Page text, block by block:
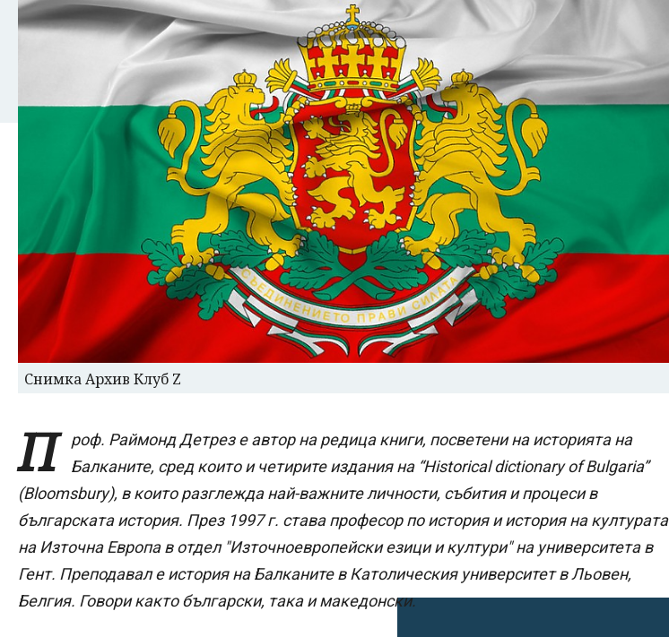
Снимка Архив Клуб Z
П
роф. Раймонд Детрез е автор на редица книги, посветени на историята на
Балканите, сред които и четирите издания на “Historical dictionary of Bulgaria”
(Bloomsbury), в които разглежда най-важните личности, събития и процеси в
българската история. През 1997 г. става професор по история и история на културата
на Източна Европа в отдел "Източноевропейски езици и култури" на университета в
Гент. Преподавал е история на Балканите в Католическия университет в Льовен,
Белгия. Говори както български, така и македонски.